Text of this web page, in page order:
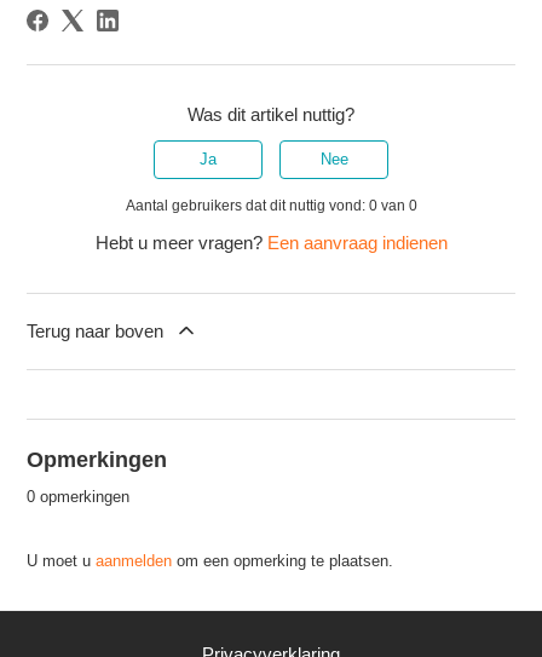
Was dit artikel nuttig?
Ja Nee
Aantal gebruikers dat dit nuttig vond: 0 van 0
Hebt u meer vragen? Een aanvraag indienen
Terug naar boven
Opmerkingen
0 opmerkingen
U moet uaanmelden om een opmerking te plaatsen.